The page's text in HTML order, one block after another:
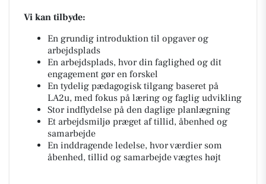
Vi kan tilbyde:
En grundig introduktion til opgaver og
arbejdsplads
En arbejdsplads, hvor din faglighed og dit
engagement gør en forskel
En tydelig pædagogisk tilgang baseret på
LA2u, med fokus på læring og faglig udvikling
Stor indflydelse på den daglige planlægning
Et arbejdsmiljø præget af tillid, åbenhed og
samarbejde
En inddragende ledelse, hvor værdier som
åbenhed, tillid og samarbejde vægtes højt